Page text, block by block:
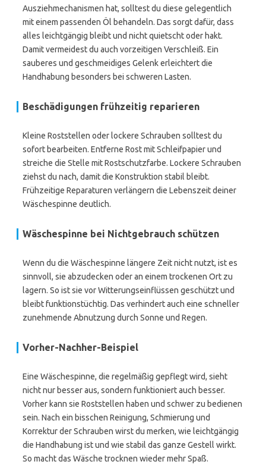
Ausziehmechanismen hat, solltest du diese gelegentlich
mit einem passenden Öl behandeln. Das sorgt dafür, dass
alles leichtgängig bleibt und nicht quietscht oder hakt.
Damit vermeidest du auch vorzeitigen Verschleiß. Ein
sauberes und geschmeidiges Gelenk erleichtert die
Handhabung besonders bei schweren Lasten.
Beschädigungen frühzeitig reparieren
Kleine Roststellen oder lockere Schrauben solltest du
sofort bearbeiten. Entferne Rost mit Schleifpapier und
streiche die Stelle mit Rostschutzfarbe. Lockere Schrauben
ziehst du nach, damit die Konstruktion stabil bleibt.
Frühzeitige Reparaturen verlängern die Lebenszeit deiner
Wäschespinne deutlich.
Wäschespinne bei Nichtgebrauch schützen
Wenn du die Wäschespinne längere Zeit nicht nutzt, ist es
sinnvoll, sie abzudecken oder an einem trockenen Ort zu
lagern. So ist sie vor Witterungseinflüssen geschützt und
bleibt funktionstüchtig. Das verhindert auch eine schneller
zunehmende Abnutzung durch Sonne und Regen.
Vorher-Nachher-Beispiel
Eine Wäschespinne, die regelmäßig gepflegt wird, sieht
nicht nur besser aus, sondern funktioniert auch besser.
Vorher kann sie Roststellen haben und schwer zu bedienen
sein. Nach ein bisschen Reinigung, Schmierung und
Korrektur der Schrauben wirst du merken, wie leichtgängig
die Handhabung ist und wie stabil das ganze Gestell wirkt.
So macht das Wäsche trocknen wieder mehr Spaß.